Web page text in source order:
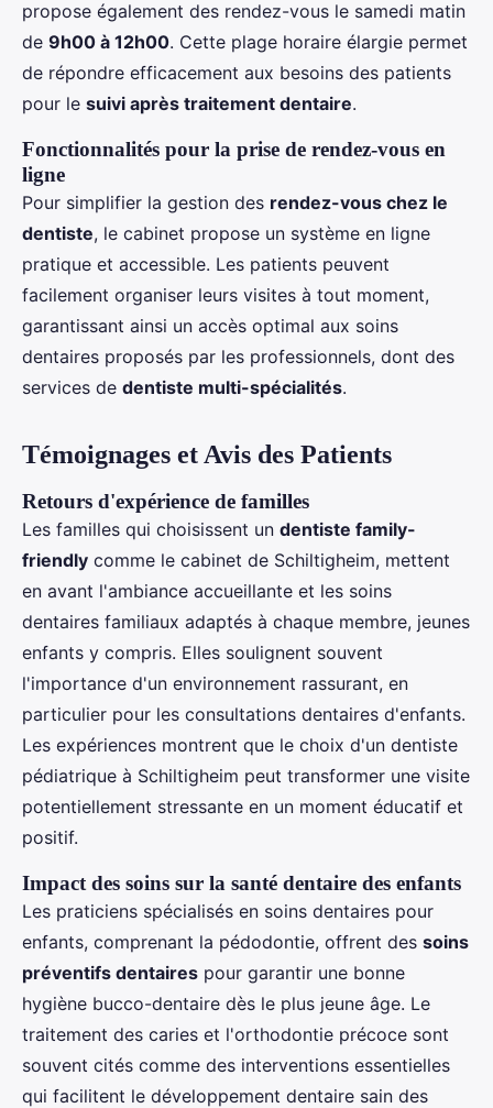
propose également des rendez-vous le samedi matin
de 9h00 à 12h00. Cette plage horaire élargie permet
de répondre efficacement aux besoins des patients
pour le suivi après traitement dentaire.
Fonctionnalités pour la prise de rendez-vous en
ligne
Pour simplifier la gestion des rendez-vous chez le
dentiste, le cabinet propose un système en ligne
pratique et accessible. Les patients peuvent
facilement organiser leurs visites à tout moment,
garantissant ainsi un accès optimal aux soins
dentaires proposés par les professionnels, dont des
services de dentiste multi-spécialités.
Témoignages et Avis des Patients
Retours d'expérience de familles
Les familles qui choisissent un dentiste family-
friendly comme le cabinet de Schiltigheim, mettent
en avant l'ambiance accueillante et les soins
dentaires familiaux adaptés à chaque membre, jeunes
enfants y compris. Elles soulignent souvent
l'importance d'un environnement rassurant, en
particulier pour les consultations dentaires d'enfants.
Les expériences montrent que le choix d'un dentiste
pédiatrique à Schiltigheim peut transformer une visite
potentiellement stressante en un moment éducatif et
positif.
Impact des soins sur la santé dentaire des enfants
Les praticiens spécialisés en soins dentaires pour
enfants, comprenant la pédodontie, offrent des soins
préventifs dentaires pour garantir une bonne
hygiène bucco-dentaire dès le plus jeune âge. Le
traitement des caries et l'orthodontie précoce sont
souvent cités comme des interventions essentielles
qui facilitent le développement dentaire sain des